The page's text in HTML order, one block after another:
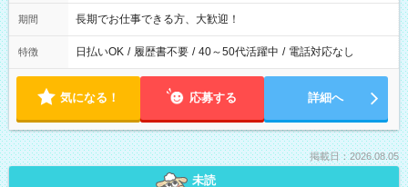
期間 長期でお仕事できる方、大歓迎！
特徴 日払いOK / 履歴書不要 / 40～50代活躍中 / 電話対応なし
気になる！ 応募する 詳細へ
掲載日：2026.08.05
未読